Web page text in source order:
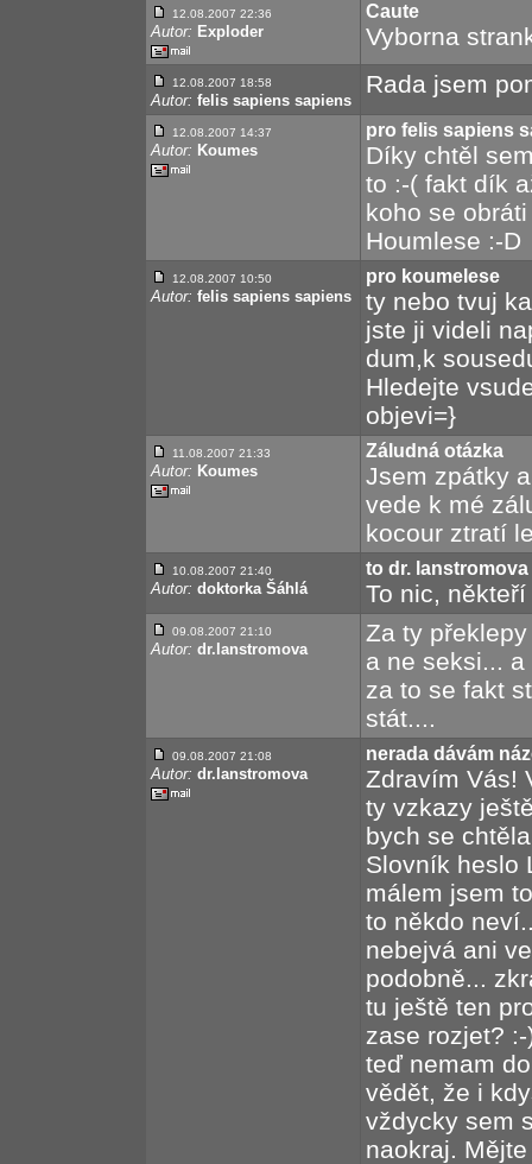
12.08.2007 22:36
Autor: Exploder
Caute
Vyborna
12.08.2007 18:58
Autor: felis sapiens sapiens
Rada jsem
12.08.2007 14:37
Autor: Koumes
pro felis sapiens
Díky chtěl
to :-( fakt dík
koho se
Houmlese :-D
12.08.2007 10:50
Autor: felis sapiens sapiens
pro koumelese
ty nebo tvuj
jste ji videli
dum,k
Hledejte
objevi=}
11.08.2007 21:33
Autor: Koumes
Záludná otázka
Jsem zpátky
vede k mé
kocour ztratí
10.08.2007 21:40
Autor: doktorka Šáhlá
to dr. lanstromova
To nic,
09.08.2007 21:10
Autor: dr.lanstromova
Za ty
a ne seksi...
za to se fakt
stát....
09.08.2007 21:08
Autor: dr.lanstromova
nerada dávám
Zdravím Vás!
ty vzkazy
bych se
Slovník heslo
málem jsem
to někdo
nebejvá ani
podobně...
tu ještě ten
zase rozjet?
teď nemam
vědět, že i
vždycky sem
naokraj.